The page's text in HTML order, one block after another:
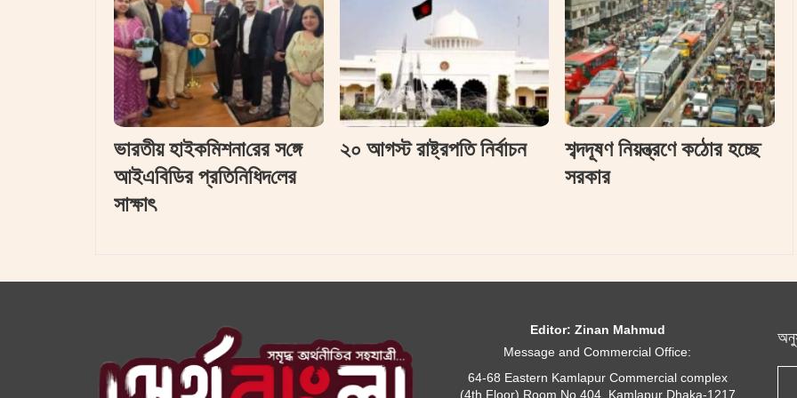
ভারতীয় হাইক‌মিশনা‌রের স‌ঙ্গে
আইএবিডির প্রতি‌নি‌ধিদ‌লের
সাক্ষাৎ
২০ আগস্ট রাষ্ট্রপতি নির্বাচন
শব্দদূষণ নিয়ন্ত্রণে কঠোর হচ্ছে
সরকার
Editor: Zinan Mahmud
Message and Commercial Office:
64-68 Eastern Kamlapur Commercial complex
(4th Floor) Room No 404, Kamlapur Dhaka-1217